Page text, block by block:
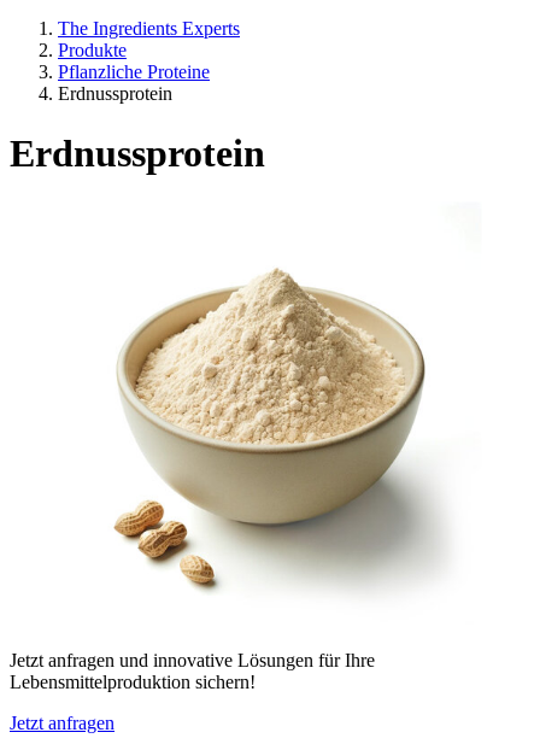
The Ingredients Experts
Produkte
Pflanzliche Proteine
Erdnussprotein
Erdnussprotein
Jetzt anfragen und innovative Lösungen für Ihre
Lebensmittelproduktion sichern!
Jetzt anfragen